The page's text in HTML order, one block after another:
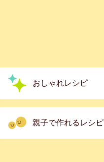
おしゃれレシピ
親子で作れるレシピ